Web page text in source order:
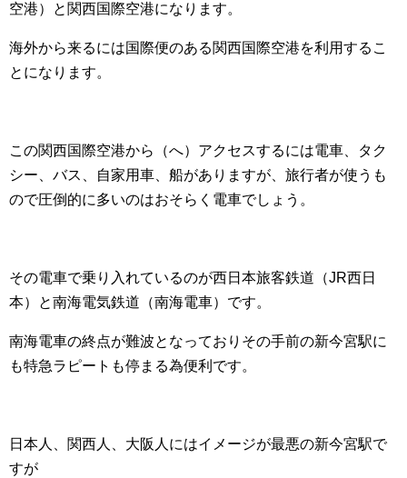
空港）と関西国際空港になります。
海外から来るには国際便のある関西国際空港を利用するこ
とになります。
この関西国際空港から（へ）アクセスするには電車、タク
シー、バス、自家用車、船がありますが、旅行者が使うも
ので圧倒的に多いのはおそらく電車でしょう。
その電車で乗り入れているのが西日本旅客鉄道（JR西日
本）と南海電気鉄道（南海電車）です。
南海電車の終点が難波となっておりその手前の新今宮駅に
も特急ラピートも停まる為便利です。
日本人、関西人、大阪人にはイメージが最悪の新今宮駅で
すが